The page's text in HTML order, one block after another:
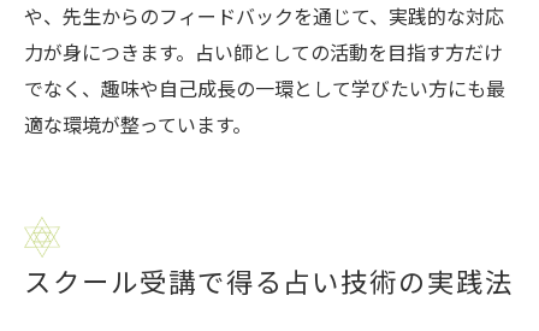
や、先生からのフィードバックを通じて、実践的な対応
力が身につきます。占い師としての活動を目指す方だけ
でなく、趣味や自己成長の一環として学びたい方にも最
適な環境が整っています。
スクール受講で得る占い技術の実践法